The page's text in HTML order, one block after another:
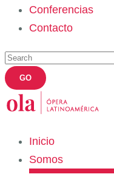
Conferencias
Contacto
Inicio
Somos